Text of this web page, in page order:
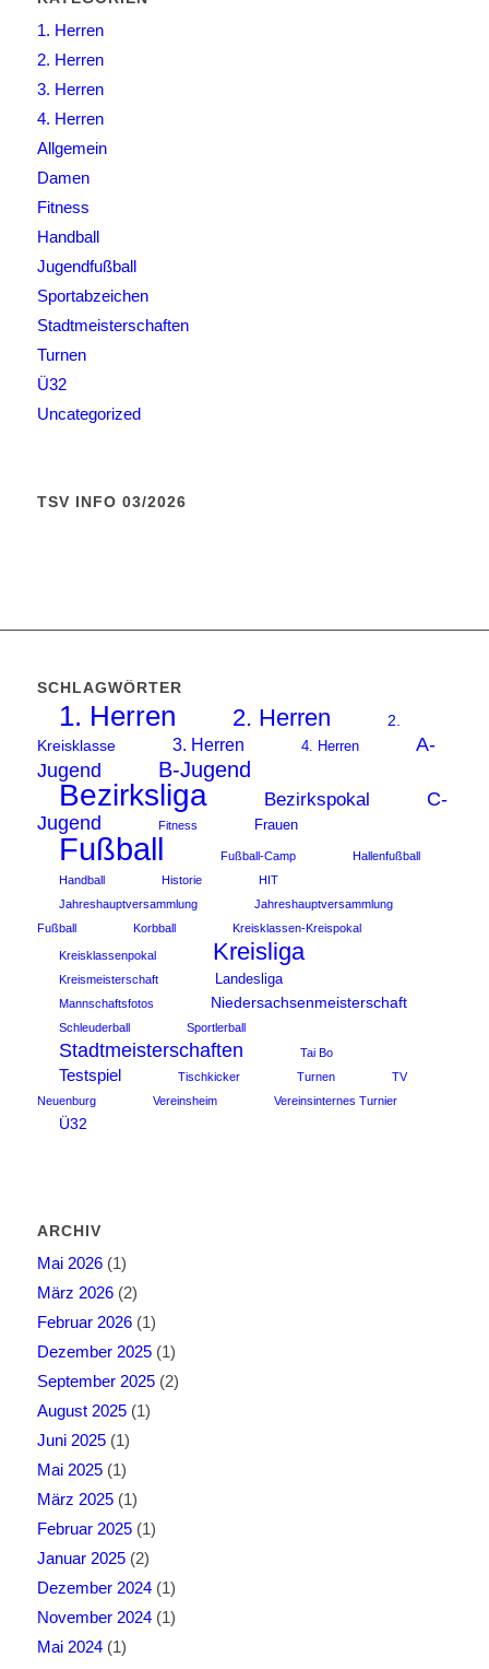
1. Herren
2. Herren
3. Herren
4. Herren
Allgemein
Damen
Fitness
Handball
Jugendfußball
Sportabzeichen
Stadtmeisterschaften
Turnen
Ü32
Uncategorized
TSV INFO 03/2026
SCHLAGWÖRTER
1. Herren 2. Herren
2.
Kreisklasse
3. Herren 4. Herren
A-
Jugend
B-Jugend
Bezirksliga Bezirkspokal
C-
Jugend
Fitness Frauen
Fußball Fußball-Camp
Hallenfußball
Handball
Historie
HIT
Jahreshauptversammlung
Jahreshauptversammlung
Fußball
Korbball Kreisklassen-Kreispokal
Kreisklassenpokal Kreisliga
Kreismeisterschaft Landesliga
Mannschaftsfotos Niedersachsenmeisterschaft
Schleuderball Sportlerball
Stadtmeisterschaften Tai Bo
Testspiel Tischkicker Turnen
TV
Neuenburg
Vereinsheim Vereinsinternes Turnier
Ü32
ARCHIV
Mai 2026(1)
März 2026(2)
Februar 2026(1)
Dezember 2025(1)
September 2025(2)
August 2025(1)
Juni 2025(1)
Mai 2025(1)
März 2025(1)
Februar 2025(1)
Januar 2025(2)
Dezember 2024(1)
November 2024(1)
Mai 2024(1)